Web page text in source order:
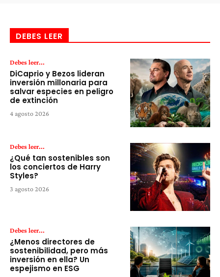
DEBES LEER
Debes leer...
DiCaprio y Bezos lideran
inversión millonaria para
salvar especies en peligro
de extinción
4 agosto 2026
Debes leer...
¿Qué tan sostenibles son
los conciertos de Harry
Styles?
3 agosto 2026
Debes leer...
¿Menos directores de
sostenibilidad, pero más
inversión en ella? Un
espejismo en ESG